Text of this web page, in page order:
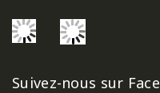
Suivez-nous sur